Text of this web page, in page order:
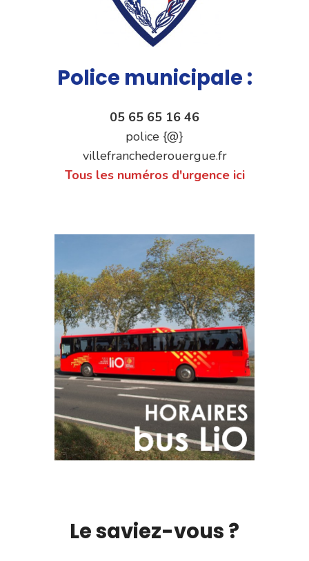
Police municipale :
05 65 65 16 46
police {@}
villefranchederouergue.fr
Tous les numéros d'urgence ici
Le saviez-vous ?